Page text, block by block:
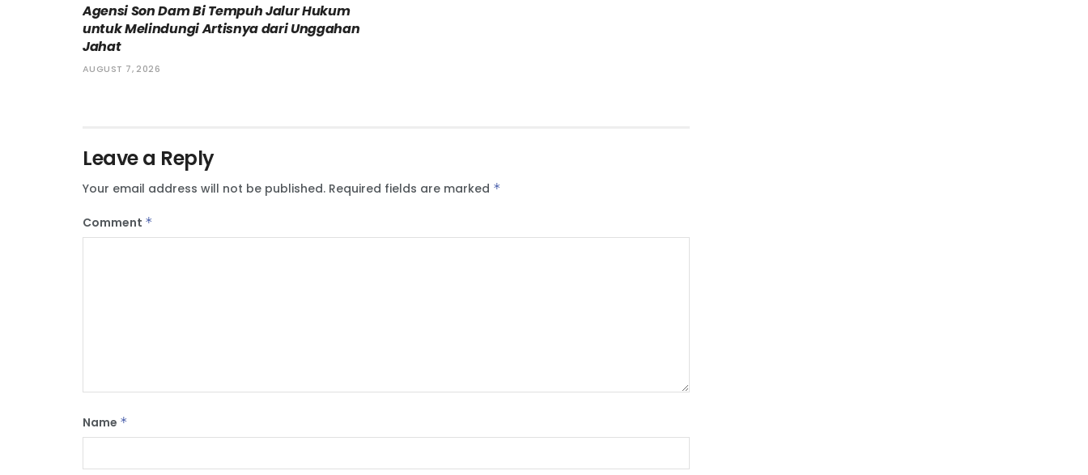
Agensi Son Dam Bi Tempuh Jalur Hukum
untuk Melindungi Artisnya dari Unggahan
Jahat
AUGUST 7, 2026
Leave a Reply
Your email address will not be published. Required fields are marked *
Comment *
Name *